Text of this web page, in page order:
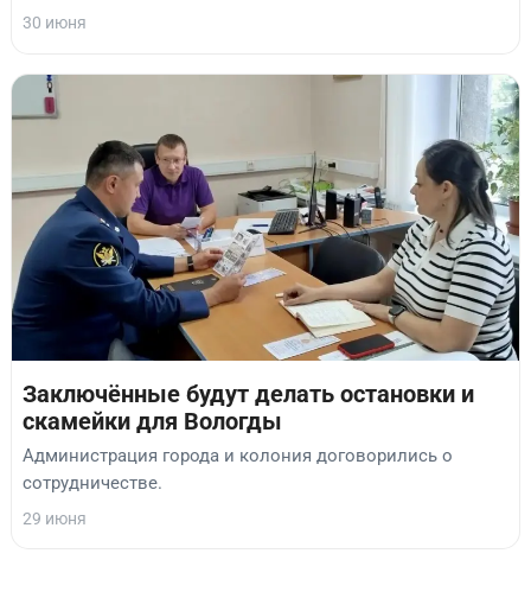
30 июня
Заключённые будут делать остановки и
скамейки для Вологды
Администрация города и колония договорились о
сотрудничестве.
29 июня